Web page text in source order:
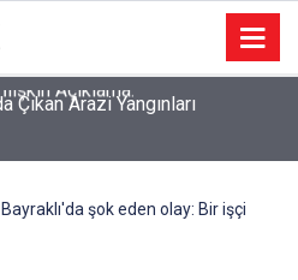
Çıkan Arazi Yangınları
Bayraklı'da şok eden olay: Bir işçi